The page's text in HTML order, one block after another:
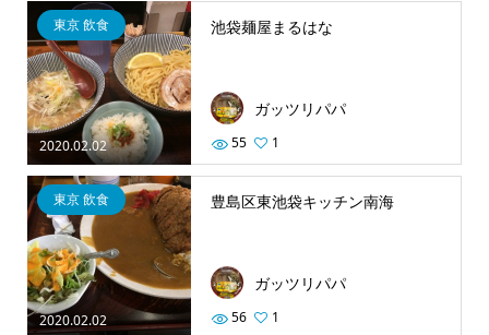
2020.02.02
東京 飲食 池袋麺屋まるはな
ガッツリパパ
55 1
2020.02.02
東京 飲食 豊島区東池袋キッチン南海
ガッツリパパ
56 1